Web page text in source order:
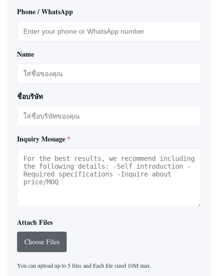
Phone / WhatsApp
Name
ชื่อบริษัท
Inquiry Message *
Attach Files
Choose Files
You can upload up to 5 files and Each file sized 10M max.